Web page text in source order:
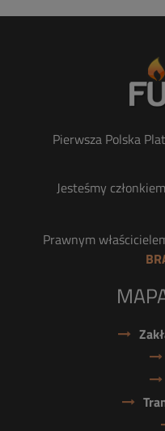
Pierwsza Polska
Jesteśmy członkiem
Prawnym